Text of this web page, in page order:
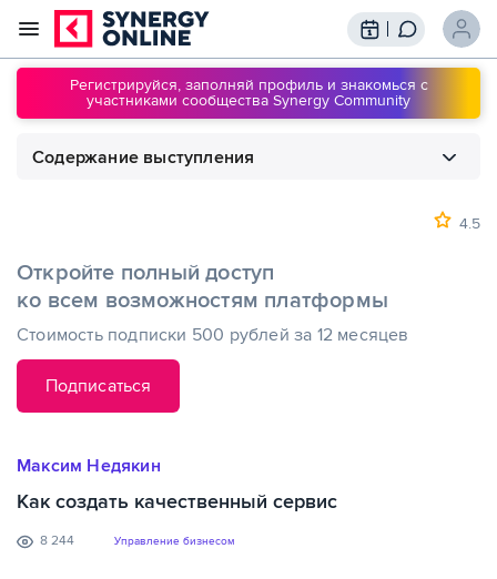
Регистрируйся, заполняй профиль и знакомься с
участниками сообщества Synergy Community
Трансляции
Вебинары
Обучение
Знания
Сообщество
Подписки
Содержание выступления
Максим Недякин
Как создать качественный сервис
8 244 Управление бизнесом
4.5
Откройте полный доступ
ко всем возможностям платформы
Стоимость подписки 500 рублей за 12 месяцев
Подписаться